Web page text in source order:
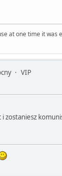
at one time it was
VIP
i zostaniesz